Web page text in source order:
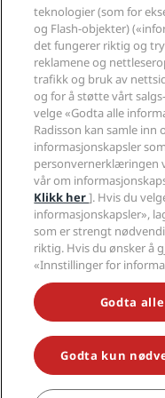
Radisson Hotels APP
Sportsgodkjente
Familievennlige hoteller
Helse og sikkerhet
Radisson Hotel Group
Presse
Jobb i RHG
Jobb i PPHE
Karriere EHL
The Club by RHG
Utviklingsmuligheter
Ansvarlig virksomhet
Innkjøp
Juridisk
Personvernsenter
Juridisk informasjon
Vilkår og betingelser
Avtale om
Digital tilgjengelighet
Erklæring om moderne
Redegjørelse om våre
Hjelp
Forbrukervarsler
Kontakt
VANLIGE SPØRSMÅL
Sidekart
Sosiale medier
Radisson Hotels-merker
GÅ ALDRI GLIPP AV
© 2026 Radisson Hotel
Group, Radisson, Radisson
Radisson Individuals, Park
teknologier (som for
og Flash-objekter)
det fungerer riktig og
reklamene og
trafikk og bruk av
og for å støtte vårt
velge «Godta alle
Radisson kan samle
informasjonskapsler
personvernerklæringen
vår om
Klikk her]. Hvis du
informasjonskapsler»,
som er strengt
riktig. Hvis du ønsker å
«Innstillinger for
Godta
Godta kun